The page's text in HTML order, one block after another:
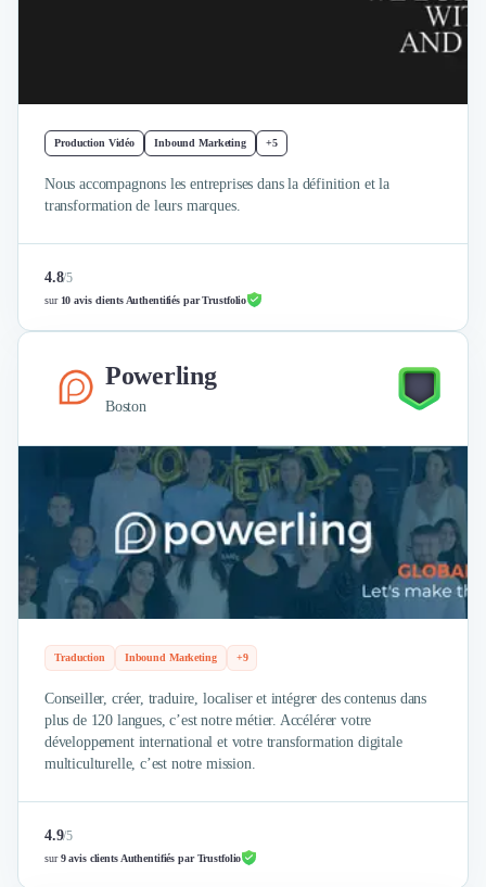
Production Vidéo Inbound Marketing +5
Nous accompagnons les entreprises dans la définition et la
transformation de leurs marques.
4.8/5
sur 10 avis clients Authentifiés par Trustfolio
Powerling
Boston
Traduction Inbound Marketing +9
Conseiller, créer, traduire, localiser et intégrer des contenus dans
plus de 120 langues, c’est notre métier. Accélérer votre
développement international et votre transformation digitale
multiculturelle, c’est notre mission.
4.9/5
sur9 avis clients Authentifiés par Trustfolio